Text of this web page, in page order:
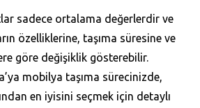
sadece ortalama değerlerdir ve
özelliklerine, taşıma süresine ve
göre değişiklik gösterebilir.
mobilya taşıma sürecinizde,
en iyisini seçmek için detaylı